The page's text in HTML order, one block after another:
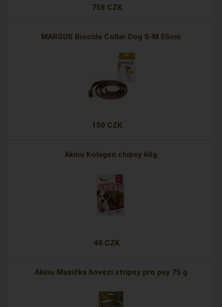
758 CZK
MARGUS Biocide Collar Dog S-M 55cm
150 CZK
Akinu Kolagen chipsy 60g
40 CZK
Akinu Masíčka hovězí stripsy pro psy 75 g